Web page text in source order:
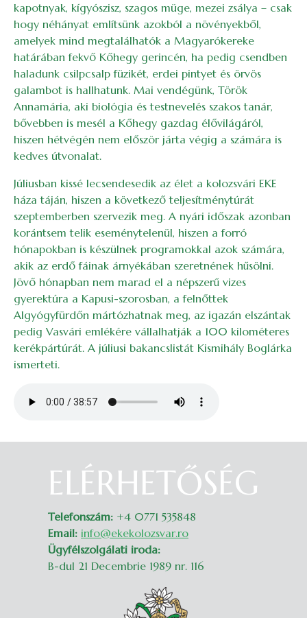
kapotnyak, kígyószisz, szagos müge, mezei zsálya – csak
hogy néhányat említsünk azokból a növényekből,
amelyek mind megtalálhatók a Magyarókereke
határában fekvő Kőhegy gerincén, ha pedig csendben
haladunk csilpcsalp füzikét, erdei pintyet és örvös
galambot is hallhatunk. Mai vendégünk, Török
Annamária, aki biológia és testnevelés szakos tanár,
bővebben is mesél a Kőhegy gazdag élővilágáról,
hiszen hétvégén nem először járta végig a számára is
kedves útvonalat.
Júliusban kissé lecsendesedik az élet a kolozsvári EKE
háza táján, hiszen a következő teljesítménytúrát
szeptemberben szervezik meg. A nyári időszak azonban
korántsem telik eseménytelenül, hiszen a forró
hónapokban is készülnek programokkal azok számára,
akik az erdő fáinak árnyékában szeretnének hűsölni.
Jövő hónapban nem marad el a népszerű vizes
gyerektúra a Kapusi-szorosban, a felnőttek
Algyógyfürdőn mártózhatnak meg, az igazán elszántak
pedig Vasvári emlékére vállalhatják a 100 kilométeres
kerékpártúrát. A júliusi bakancslistát Kismihály Boglárka
ismerteti.
ELÉRHETŐSÉG
Telefonszám: +4 0771 535848
Email: info@ekekolozsvar.ro
Ügyfélszolgálati iroda:
B-dul 21 Decembrie 1989 nr. 116